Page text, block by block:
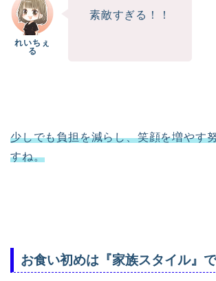
素敵すぎる！！
少しでも負担を減らし、笑顔を増やす
すね。
お食い初めは『家族スタイル』